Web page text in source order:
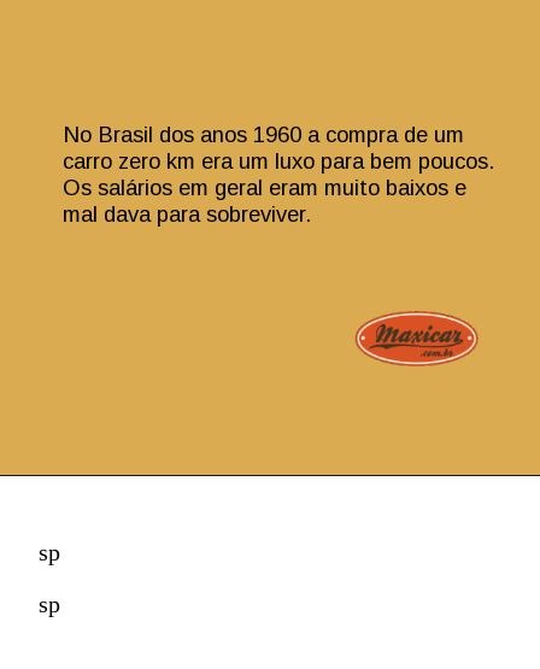
No Brasil dos anos 1960 a compra de um
carro zero km era um luxo para bem poucos.
Os salários em geral eram muito baixos e
mal dava para sobreviver.
sp
sp